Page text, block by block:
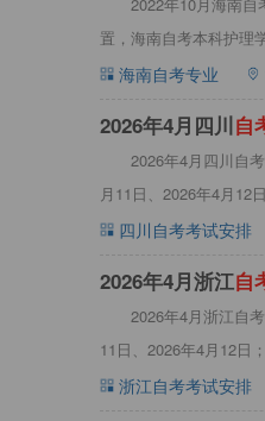
置，海南自考本科护理
海南自考专业
2026年4月四川自
2026年4月四川自
月11日、2026年4月12
四川自考考试安排
2026年4月浙江自
2026年4月浙江自
11日、2026年4月12日
浙江自考考试安排